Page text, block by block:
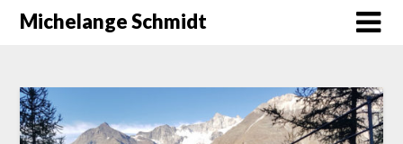
SkipMichelange Schmidt